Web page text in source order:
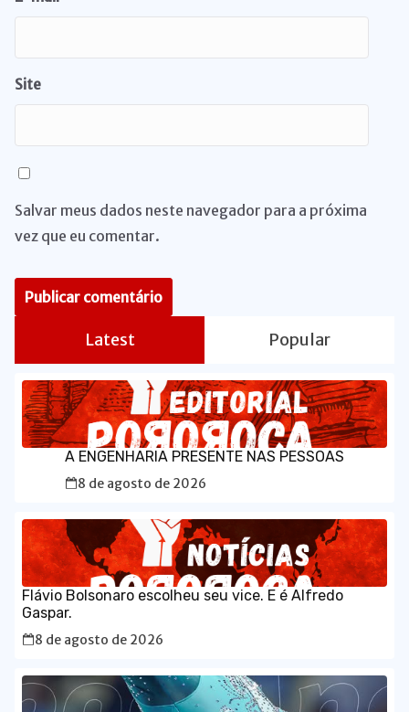
Site
Salvar meus dados neste navegador para a próxima
vez que eu comentar.
Latest Popular
A ENGENHARIA PRESENTE NAS PESSOAS
8 de agosto de 2026
Flávio Bolsonaro escolheu seu vice. E é Alfredo
Gaspar.
8 de agosto de 2026